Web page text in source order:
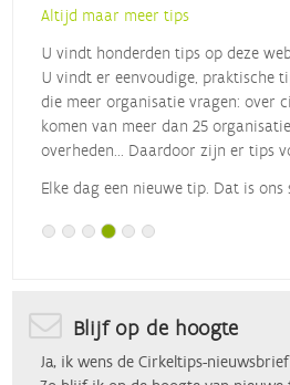
Altijd maar meer tips
U vindt honderden tips op deze
U vindt er eenvoudige, praktische
die meer organisatie vragen: over
komen van meer dan 25
overheden... Daardoor zijn er tips
Elke dag een nieuwe tip. Dat is ons
Blijf op de hoogte
Ja, ik wens de Cirkeltips-